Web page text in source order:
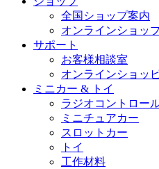
全国ショップ案内
オンラインショッ
サポート
お客様相談室
オンラインショッ
ミニカー & トイ
ラジオコントロー
ミニチュアカー
スロットカー
トイ
工作材料